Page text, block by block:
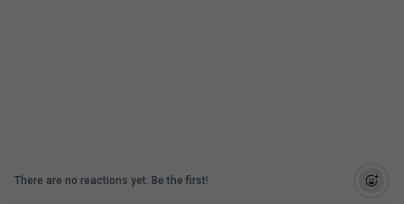
There are no reactions yet. Be the first!